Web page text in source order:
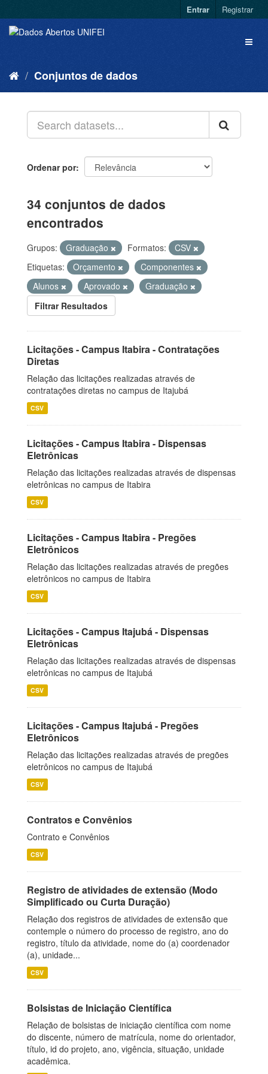
Entrar Registrar
Conjuntos de dados
Ordenar por
34 conjuntos de dados
encontrados
Grupos: Graduação Formatos:
CSV
Etiquetas:
Orçamento
Componentes
Alunos
Aprovado
Graduação
Filtrar Resultados
Licitações - Campus Itabira - Contratações
Diretas
Relação das licitações realizadas através de
contratações diretas no campus de Itajubá
CSV
Licitações - Campus Itabira - Dispensas
Eletrônicas
Relação das licitações realizadas através de dispensas
eletrônicas no campus de Itabira
CSV
Licitações - Campus Itabira - Pregões
Eletrônicos
Relação das licitações realizadas através de pregões
eletrônicos no campus de Itabira
CSV
Licitações - Campus Itajubá - Dispensas
Eletrônicas
Relação das licitações realizadas através de dispensas
eletrônicas no campus de Itajubá
CSV
Licitações - Campus Itajubá - Pregões
Eletrônicos
Relação das licitações realizadas através de pregões
eletrônicos no campus de Itajubá
CSV
Contratos e Convênios
Contrato e Convênios
CSV
Registro de atividades de extensão (Modo
Simplificado ou Curta Duração)
Relação dos registros de atividades de extensão que
contemple o número do processo de registro, ano do
registro, título da atividade, nome do (a) coordenador
(a), unidade...
CSV
Bolsistas de Iniciação Científica
Relação de bolsistas de iniciação científica com nome
do discente, número de matrícula, nome do orientador,
título, id do projeto, ano, vigência, situação, unidade
acadêmica.